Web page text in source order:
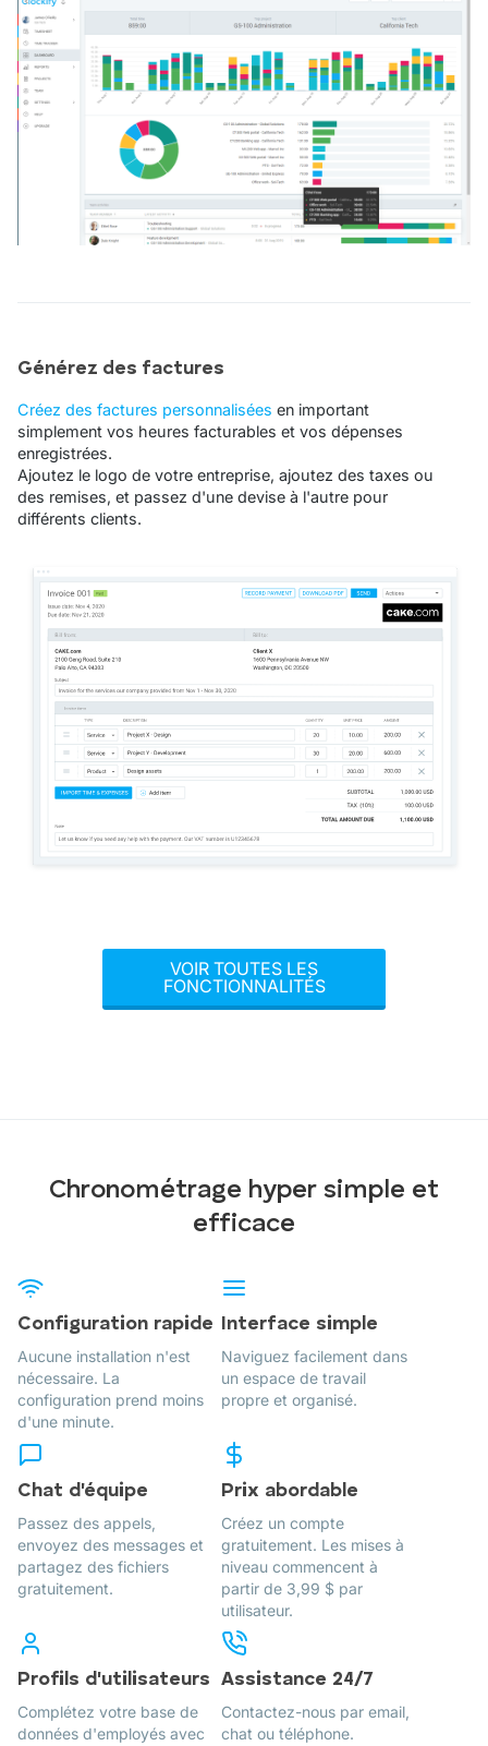
Générez des factures
Créez des factures personnalisées en important
simplement vos heures facturables et vos dépenses
enregistrées.
Ajoutez le logo de votre entreprise, ajoutez des taxes ou
des remises, et passez d'une devise à l'autre pour
différents clients.
VOIR TOUTES LES
FONCTIONNALITÉS
Chronométrage hyper simple et
efficace
Configuration rapide
Aucune installation n'est
nécessaire. La
configuration prend moins
d'une minute.
Interface simple
Naviguez facilement dans
un espace de travail
propre et organisé.
Chat d'équipe
Passez des appels,
envoyez des messages et
partagez des fichiers
gratuitement.
Prix abordable
Créez un compte
gratuitement. Les mises à
niveau commencent à
partir de 3,99 $ par
utilisateur.
Profils d'utilisateurs
Complétez votre base de
données d'employés avec
Assistance 24/7
Contactez-nous par email,
chat ou téléphone.